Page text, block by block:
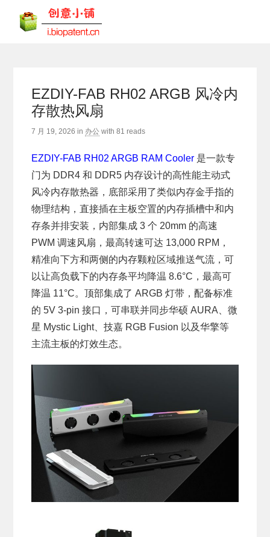
EZDIY-FAB RH02 ARGB 风冷内
存散热风扇
7 月 19, 2026 in 办公 with81 reads
EZDIY-FAB RH02 ARGB RAM Cooler 是一款专
门为 DDR4 和 DDR5 内存设计的高性能主动式
风冷内存散热器，底部采用了类似内存金手指的
物理结构，直接插在主板空置的内存插槽中和内
存条并排安装，内部集成 3 个 20mm 的高速
PWM 调速风扇，最高转速可达 13,000 RPM，
精准向下方和两侧的内存颗粒区域推送气流，可
以让高负载下的内存条平均降温 8.6°C，最高可
降温 11°C。顶部集成了 ARGB 灯带，配备标准
的 5V 3-pin 接口，可串联并同步华硕 AURA、微
星 Mystic Light、技嘉 RGB Fusion 以及华擎等
主流主板的灯效生态。